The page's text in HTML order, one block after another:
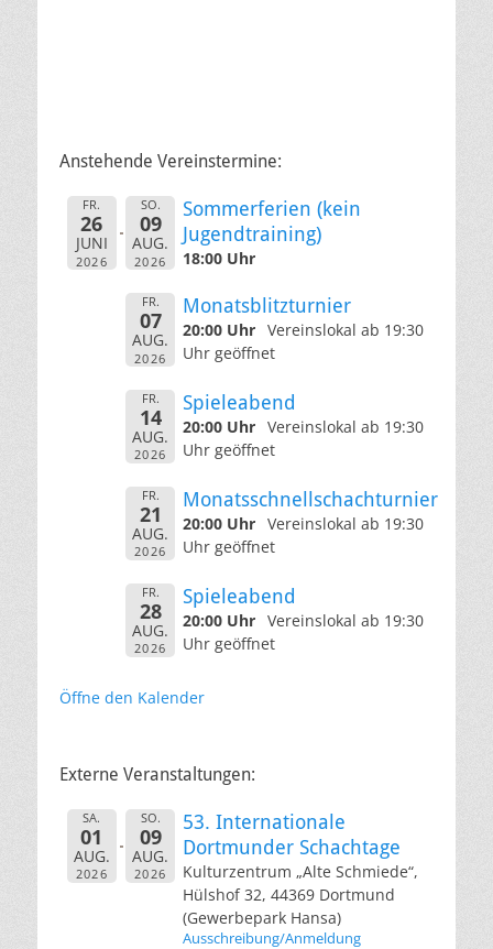
Anstehende Vereinstermine:
FR.
26
JUNI
2026
SO.
09
AUG.
2026
Sommerferien (kein
Jugendtraining)
18:00 Uhr
FR.
07
AUG.
2026
Monatsblitzturnier
20:00 Uhr Vereinslokal ab 19:30
Uhr geöffnet
FR.
14
AUG.
2026
Spieleabend
20:00 Uhr Vereinslokal ab 19:30
Uhr geöffnet
FR.
21
AUG.
2026
Monatsschnellschachturnier
20:00 Uhr Vereinslokal ab 19:30
Uhr geöffnet
FR.
28
AUG.
2026
Spieleabend
20:00 Uhr Vereinslokal ab 19:30
Uhr geöffnet
Öffne den Kalender
Externe Veranstaltungen:
SA.
01
AUG.
2026
SO.
09
AUG.
2026
53. Internationale
Dortmunder Schachtage
Kulturzentrum „Alte Schmiede“,
Hülshof 32, 44369 Dortmund
(Gewerbepark Hansa)
Ausschreibung/Anmeldung